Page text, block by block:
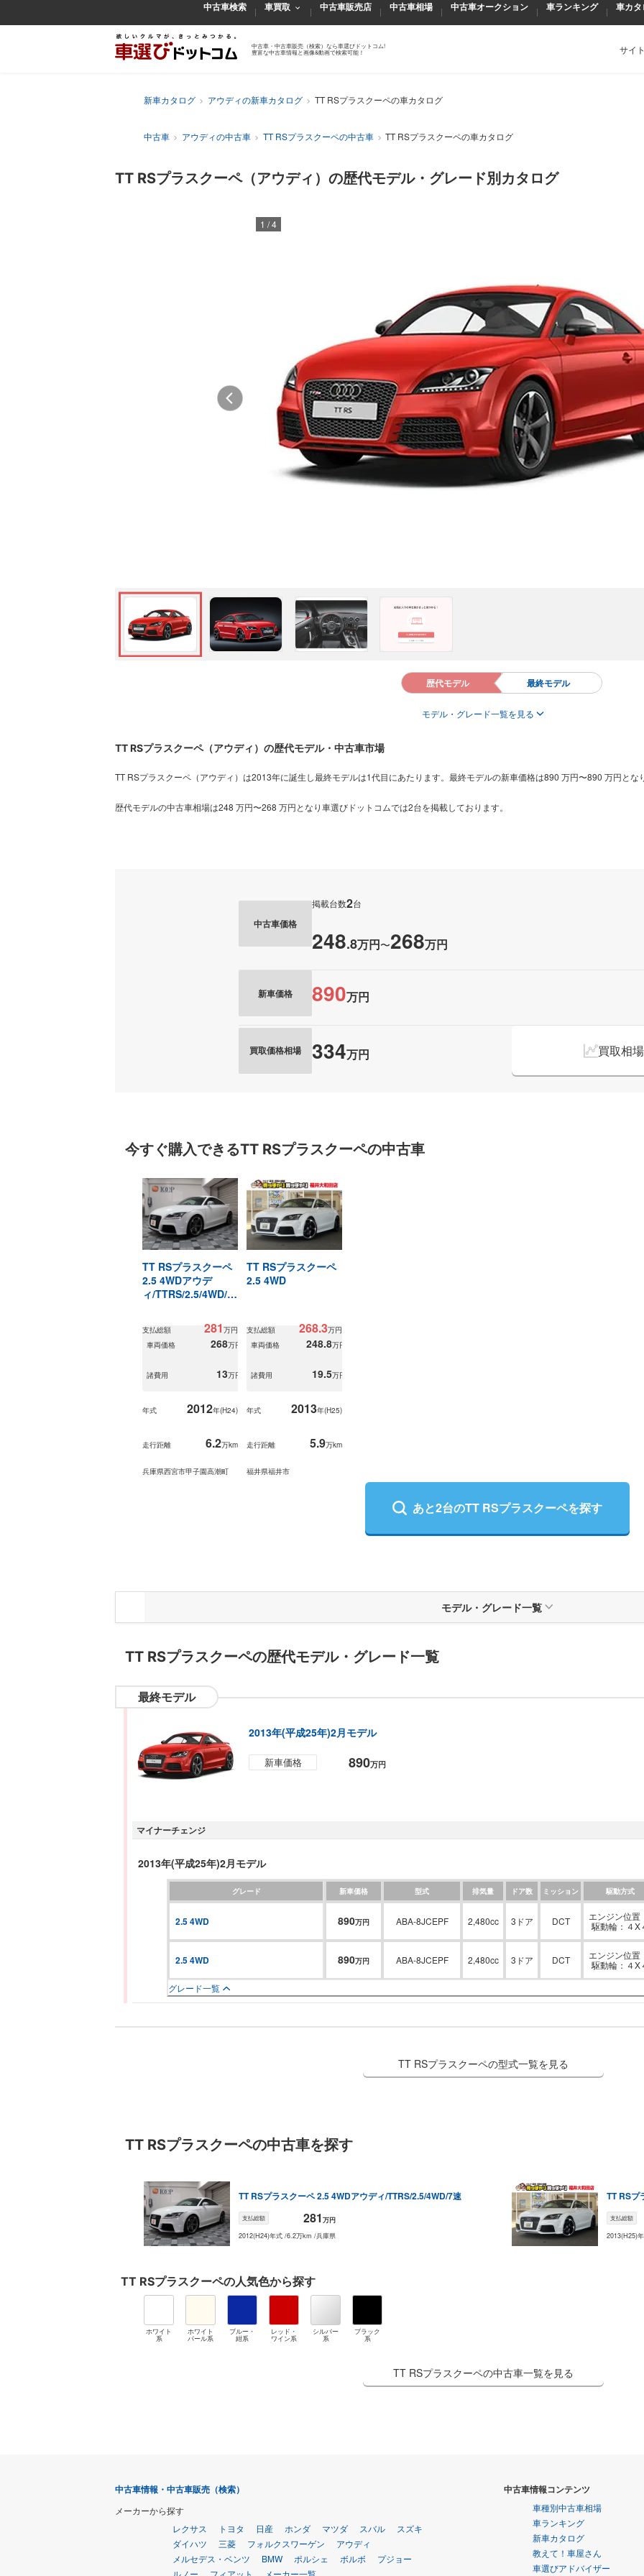
中古車検索 車買取 中古車販売店 中古車相場 中古車オークション 車ランキング 車カタ
中古車・中古車販売（検索）なら車選びドットコム!
豊富な中古車情報と画像&動画で検索可能！
サイ
新車カタログ アウディの新車カタログ TT RSプラスクーペの車カタログ
中古車 アウディの中古車 TT RSプラスクーペの中古車 TT RSプラスクーペの車カタログ
TT RSプラスクーペ（アウディ）の歴代モデル・グレード別カタログ
1 /4
歴代モデル 最終モデル
モデル・グレード一覧を見る
TT RSプラスクーペ（アウディ）の歴代モデル・中古車市場
TT RSプラスクーペ（アウディ）は2013年に誕生し最終モデルは1代目にあたります。最終モデルの新車価格は890 万円〜890 万円とな
歴代モデルの中古車相場は248 万円〜268 万円となり車選びドットコムでは2台を掲載しております。
中古車価格
掲載台数2台
248.8万円〜268万円
新車価格 890万円
買取価格相場 334万円 買取相
今すぐ購入できるTT RSプラスクーペの中古車
TT RSプラスクーペ
2.5 4WDアウデ
ィ/TTRS/2.5/4WD/7
支払総額 281 万円
車両価格
268万円
諸費用 13万円
年式 2012年(H24)
走行距離 6.2万km
兵庫県西宮市甲子園高潮町
TT RSプラスクーペ
2.5 4WD
支払総額 268.3万円
車両価格
248.8万円
諸費用 19.5万円
年式 2013年(H25)
走行距離 5.9万km
福井県福井市
あと2台のTT RSプラスクーペを探す
モデル・ グレード一覧
TT RSプラスクーペの歴代モデル・グレード一覧
最終モデル
2013年(平成25年)2月モデル
新車価格 890万円
マイナーチェンジ
2013年(平成25年)2月モデル
グレード 新車価格 型式 排気量 ドア数 ミッション 駆動方式
2.5 4WD 890万円 ABA-8JCEPF 2,480cc 3ドア DCT
エンジン位置
駆動輪：４X
2.5 4WD 890万円 ABA-8JCEPF 2,480cc 3ドア DCT
エンジン位置
駆動輪：４X
グレード一覧
TT RSプラスクーペの型式一覧を見る
TT RSプラスクーペの中古車を探す
TT RSプラスクーペ2.5 4WDアウディ/TTRS/2.5/4WD/7速
支払総額 281 万円
2012(H24)年式 /6.2万km /兵庫県
TT RSプ
支払総額
2013(H25)
TT RSプラスクーペの人気色から探す
ホワイト
系
ホワイト
パール系
ブルー・
紺系
レッド・
ワイン系
シルバー
系
ブラック
系
TT RSプラスクーペの中古車一覧を見る
中古車情報・中古車販売（検索）
メーカーから探す
レクサス
トヨタ 日産 ホンダ マツダ スバル
スズキ
ダイハツ
三菱 フォルクスワーゲン
アウディ
メルセデス・ベンツ
BMW ポルシェ ボルボ
プジョー
中古車情報コンテンツ
車種別中古車相場
車ランキング
新車カタログ
教えて！車屋さん
車選びアドバイザー